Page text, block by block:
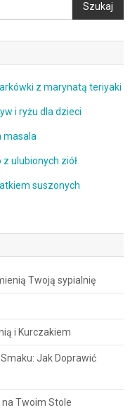
Szukaj
z marynatą teriyaki
i ryżu dla dzieci
masala
ulubionych ziół
suszonych
Twoją sypialnię
i Kurczakiem
Jak Doprawić
na Twoim Stole